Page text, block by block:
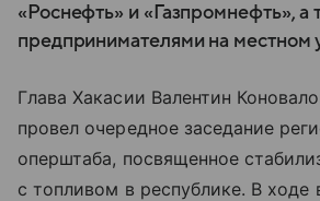
«Роснефть» и «Газпромнефть», а
предпринимателями на местном
Глава Хакасии Валентин
провел очередное заседание
оперштаба, посвященное
с топливом в республике. В ходе